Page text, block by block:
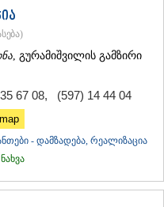
)
, გურამიშვილის გამზირი
67 08, (597) 14 44 04
map
- დამზადება, რეალიზაცია